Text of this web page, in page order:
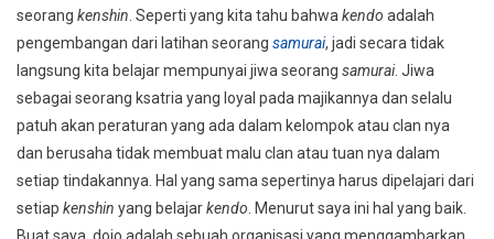
seorang kenshin . Seperti yang kita tahu bahwa kendo adalah
pengembangan dari latihan seorang samurai, jadi secara tidak
langsung kita belajar mempunyai jiwa seorang samurai. Jiwa
sebagai seorang ksatria yang loyal pada majikannya dan selalu
patuh akan peraturan yang ada dalam kelompok atau clan nya
dan berusaha tidak membuat malu clan atau tuan nya dalam
setiap tindakannya. Hal yang sama sepertinya harus dipelajari dari
setiap kenshin yang belajarkendo . Menurut saya ini hal yang baik.